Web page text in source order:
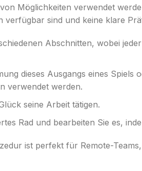
Möglichkeiten verwendet
sind und keine klare
Abschnitten, wobei
dieses Ausgangs eines
verwendet werden.
seine Arbeit tätigen.
Rad und bearbeiten Sie es,
ist perfekt für Remote-